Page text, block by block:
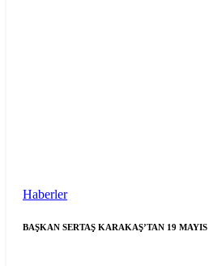
Haberler
BAŞKAN SERTAŞ KARAKAŞ’TAN 19